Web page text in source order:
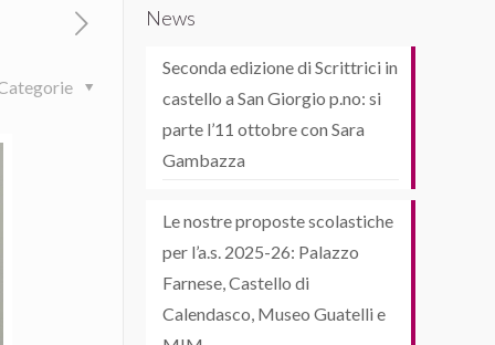
News
Seconda edizione di Scrittrici in
castello a San Giorgio p.no: si
parte l’11 ottobre con Sara
Gambazza
Le nostre proposte scolastiche
per l’a.s. 2025-26: Palazzo
Farnese, Castello di
Calendasco, Museo Guatelli e